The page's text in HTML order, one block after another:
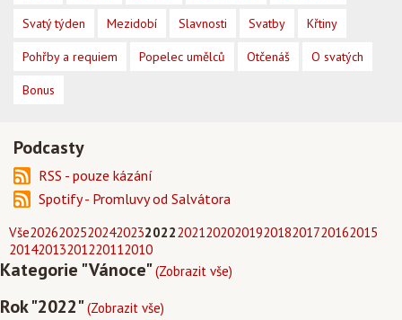
Vše202620252024202320222021202020192018201720162015
20142013201220112010
Kategorie "Vánoce"(Zobrazit vše)
Rok "2022"(Zobrazit vše)
Svatý týden Mezidobí Slavnosti Svatby Křtiny
Pohřby a requiem Popelec umělců Otčenáš O svatých
Bonus
Podcasty
RSS - pouze kázání
Spotify - Promluvy od Salvátora